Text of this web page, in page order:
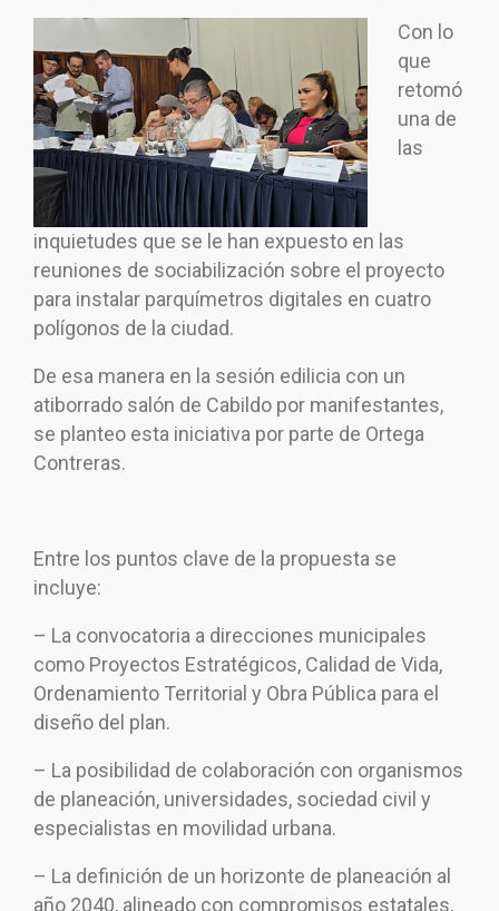
Con lo
que
retomó
una de
las
inquietudes que se le han expuesto en las
reuniones de sociabilización sobre el proyecto
para instalar parquímetros digitales en cuatro
polígonos de la ciudad.
De esa manera en la sesión edilicia con un
atiborrado salón de Cabildo por manifestantes,
se planteo esta iniciativa por parte de Ortega
Contreras.
Entre los puntos clave de la propuesta se
incluye:
– La convocatoria a direcciones municipales
como Proyectos Estratégicos, Calidad de Vida,
Ordenamiento Territorial y Obra Pública para el
diseño del plan.
– La posibilidad de colaboración con organismos
de planeación, universidades, sociedad civil y
especialistas en movilidad urbana.
– La definición de un horizonte de planeación al
año 2040, alineado con compromisos estatales,